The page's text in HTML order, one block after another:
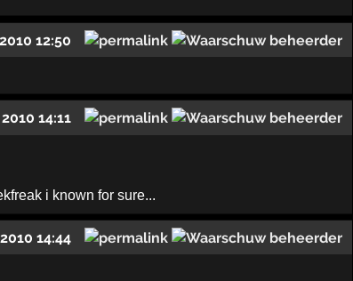
12:50
14:11
i known for sure...
14:44